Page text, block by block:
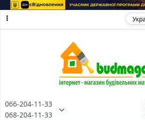
066-204-11-33
068-204-11-33